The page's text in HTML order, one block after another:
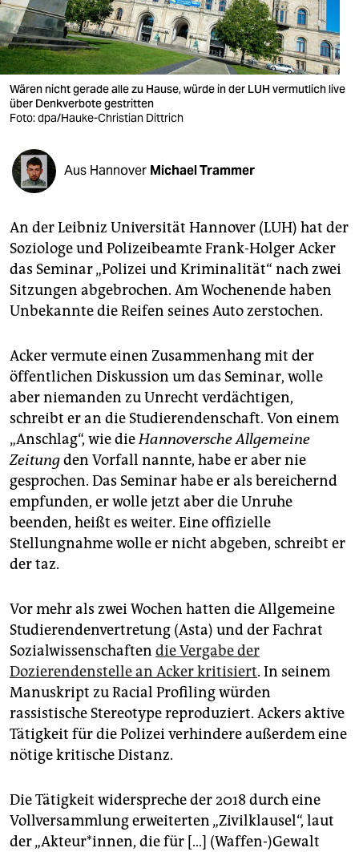
verlag
verlag
veranstaltungen
shop
fragen & hilfe
unterstützen
genossenschaft
epaper login
Wären nicht gerade alle zu Hause, würde in der LUH vermutlich live
über Denkverbote gestritten
Foto: dpa/Hauke-Christian Dittrich
Aus Hannover Michael Trammer
An der Leibniz Universität Hannover (LUH) hat der
Soziologe und Polizeibeamte Frank-Holger Acker
das Seminar „Polizei und Kriminalität“ nach zwei
Sitzungen abgebrochen. Am Wochenende haben
Unbekannte die Reifen seines Auto zerstochen.
Acker vermute einen Zusammenhang mit der
öffentlichen Diskussion um das Seminar, wolle
aber niemanden zu Unrecht verdächtigen,
schreibt er an die Studierendenschaft. Von einem
„Anschlag“, wie dieHannoversche Allgemeine
Zeitungden Vorfall nannte, habe er aber nie
gesprochen. Das Seminar habe er als bereichernd
empfunden, er wolle jetzt aber die Unruhe
beenden, heißt es weiter. Eine offizielle
Stellungnahme wolle er nicht abgeben, schreibt er
der taz.
Vor mehr als zwei Wochen hatten die Allgemeine
Studierendenvertretung (Asta) und der Fachrat
Sozialwissenschaften die Vergabe der
Dozierendenstelle an Acker kritisiert. In seinem
Manuskript zu Racial Profiling würden
rassistische Stereotype reproduziert. Ackers aktive
Tätigkeit für die Polizei verhindere außerdem eine
nötige kritische Distanz.
Die Tätigkeit widerspreche der 2018 durch eine
Vollversammlung erweiterten „Zivilklausel“, laut
der „Akteur*innen, die für […] (Waffen-)Gewalt